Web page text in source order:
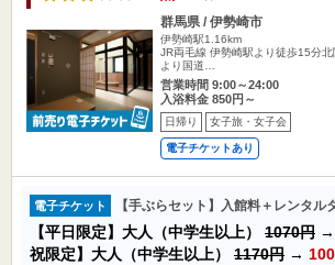
群馬県 / 伊勢崎市
伊勢崎駅1.16km
JR両毛線 伊勢崎駅より徒歩15分
より国道…
営業時間 9:00～24:00
入浴料金 850円～
日帰り 女子旅・女子会
電子チケットあり
電子チケット 【手ぶらセット】入館料＋レンタ
【平日限定】大人（中学生以上） 1070円 →
祝限定】大人（中学生以上） 1170円 →